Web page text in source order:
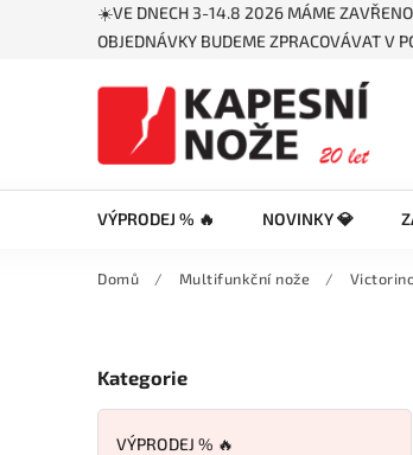
☀️VE DNECH 3-14.8 2026 MÁME ZAVŘENO
OBJEDNÁVKY BUDEME ZPRACOVÁVAT V
VÝPRODEJ % 🔥 NOVINKY 💎
Domů / Multifunkční nože /
Kategorie
VÝPRODEJ % 🔥